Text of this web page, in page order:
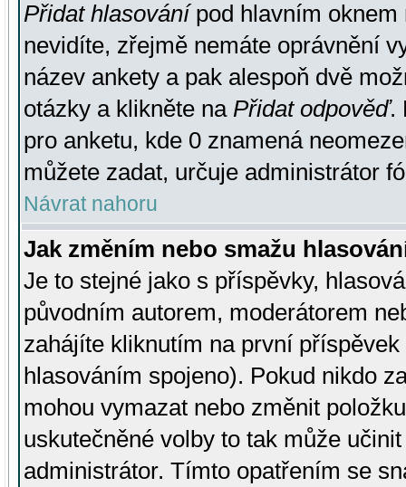
Přidat hlasovánípod hlavním oknem
nevidíte, zřejmě nemáte oprávnění
název ankety a pak alespoň dvě
otázky a klikněte na Přidat odpověď.
pro anketu, kde 0 znamená
můžete zadat, určuje administrátor
Návrat nahoru
Jak změním nebo smažu
Je to stejné jako s příspěvky,
původním autorem, moderátorem
zahájíte kliknutím na první
hlasováním spojeno). Pokud nikdo
mohou vymazat nebo změnit
uskutečněné volby to tak může
administrátor. Tímto opatřením se